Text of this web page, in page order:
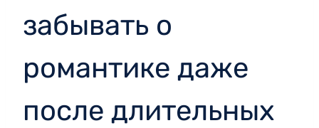
забывать о
романтике даже
после длительных